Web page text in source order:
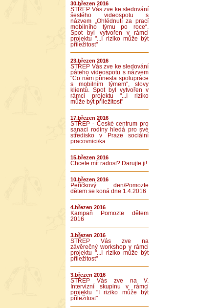
30.březen 2016
STŘEP Vás zve ke sledování
šestého videospotu s
názvem „Ohlédnutí za prací
mobilního týmu po roce“.
Spot byl vytvořen v rámci
projektu "...I riziko může být
příležitost"
23.březen 2016
STŘEP Vás zve ke sledování
páteho videospotu s názvem
"Co nám přinesla spolupráce
s mobilním týmem", slovy
klientů. Spot byl vytvořen v
rámci projektu "...I riziko
může být příležitost"
17.březen 2016
STŘEP - České centrum pro
sanaci rodiny hledá pro své
středisko v Praze sociální
pracovnici/ka
15.březen 2016
Chcete mít radost? Darujte ji!
10.březen 2016
Peříčkový den/Pomozte
dětem se koná dne 1.4.2016
4.březen 2016
Kampaň Pomozte dětem
2016
3.březen 2016
STŘEP Vás zve na
závěrečný workshop v rámci
projektu "...I riziko může být
příležitost"
3.březen 2016
STŘEP Vás zve na V.
Intervizní skupinu v rámci
projektu "I riziko může být
příležitost"